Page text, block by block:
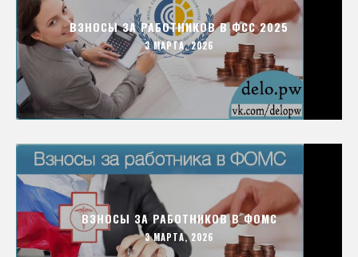
ВЗНОСЫ ЗА РАБОТНИКОВ В ФСС 2025
3 МАРТА, 2026
ВЗНОСЫ ЗА РАБОТНИКОВ В ФОМС
3 МАРТА, 2026